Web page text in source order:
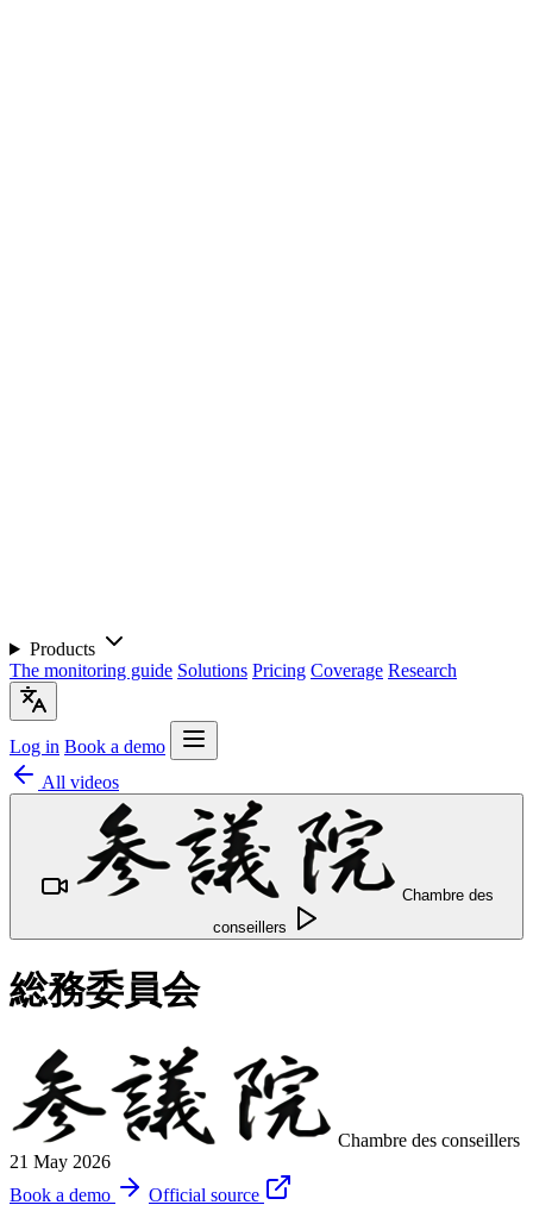
Products
The monitoring guide Solutions Pricing Coverage Research
Log in Book a demo
All videos
Chambre des
conseillers
総務委員会
Chambre des conseillers
21 May 2026
Book a demo
Official source